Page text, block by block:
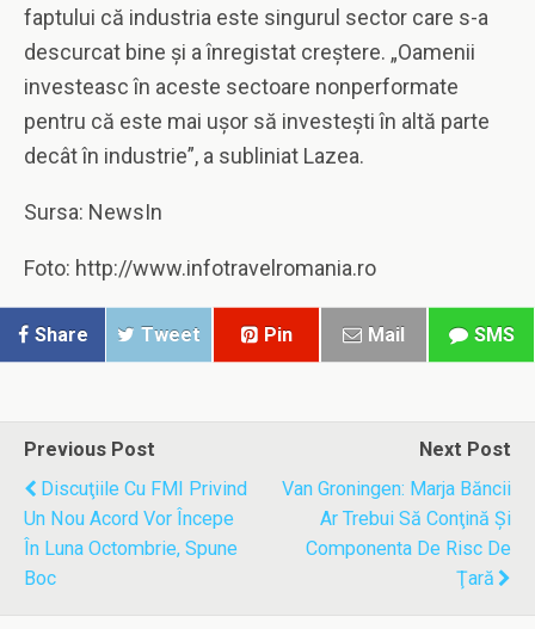
faptului că industria este singurul sector care s-a
descurcat bine şi a înregistat creştere. „Oamenii
investeasc în aceste sectoare nonperformate
pentru că este mai uşor să investeşti în altă parte
decât în industrie”, a subliniat Lazea.
Sursa: NewsIn
Foto: http://www.infotravelromania.ro
Share Tweet Pin Mail SMS
Previous Post
Discuţiile Cu FMI Privind
Un Nou Acord Vor Începe
În Luna Octombrie, Spune
Boc
Next Post
Van Groningen: Marja Băncii
Ar Trebui Să Conţină Şi
Componenta De Risc De
Ţară